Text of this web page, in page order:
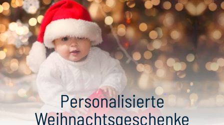
Personalisierte
Weihnachtsgeschenke